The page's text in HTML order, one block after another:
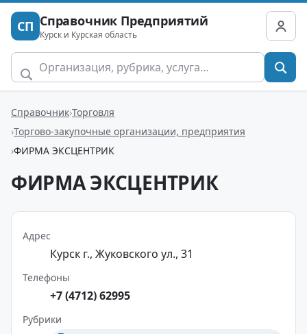
СП Справочник Предприятий
Курск и Курская область
Справочник Торговля
Торгово-закупочные организации, предприятия
ФИРМА ЭКСЦЕНТРИК
ФИРМА ЭКСЦЕНТРИК
Адрес
Курск г., Жуковского ул., 31
Телефоны
+7 (4712) 62995
Рубрики